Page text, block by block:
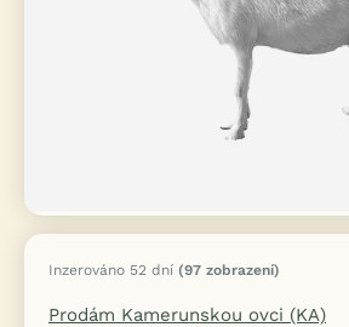
Inzerováno 52 dní (97 zobrazení)
Prodám Kamerunskou ovci (KA)